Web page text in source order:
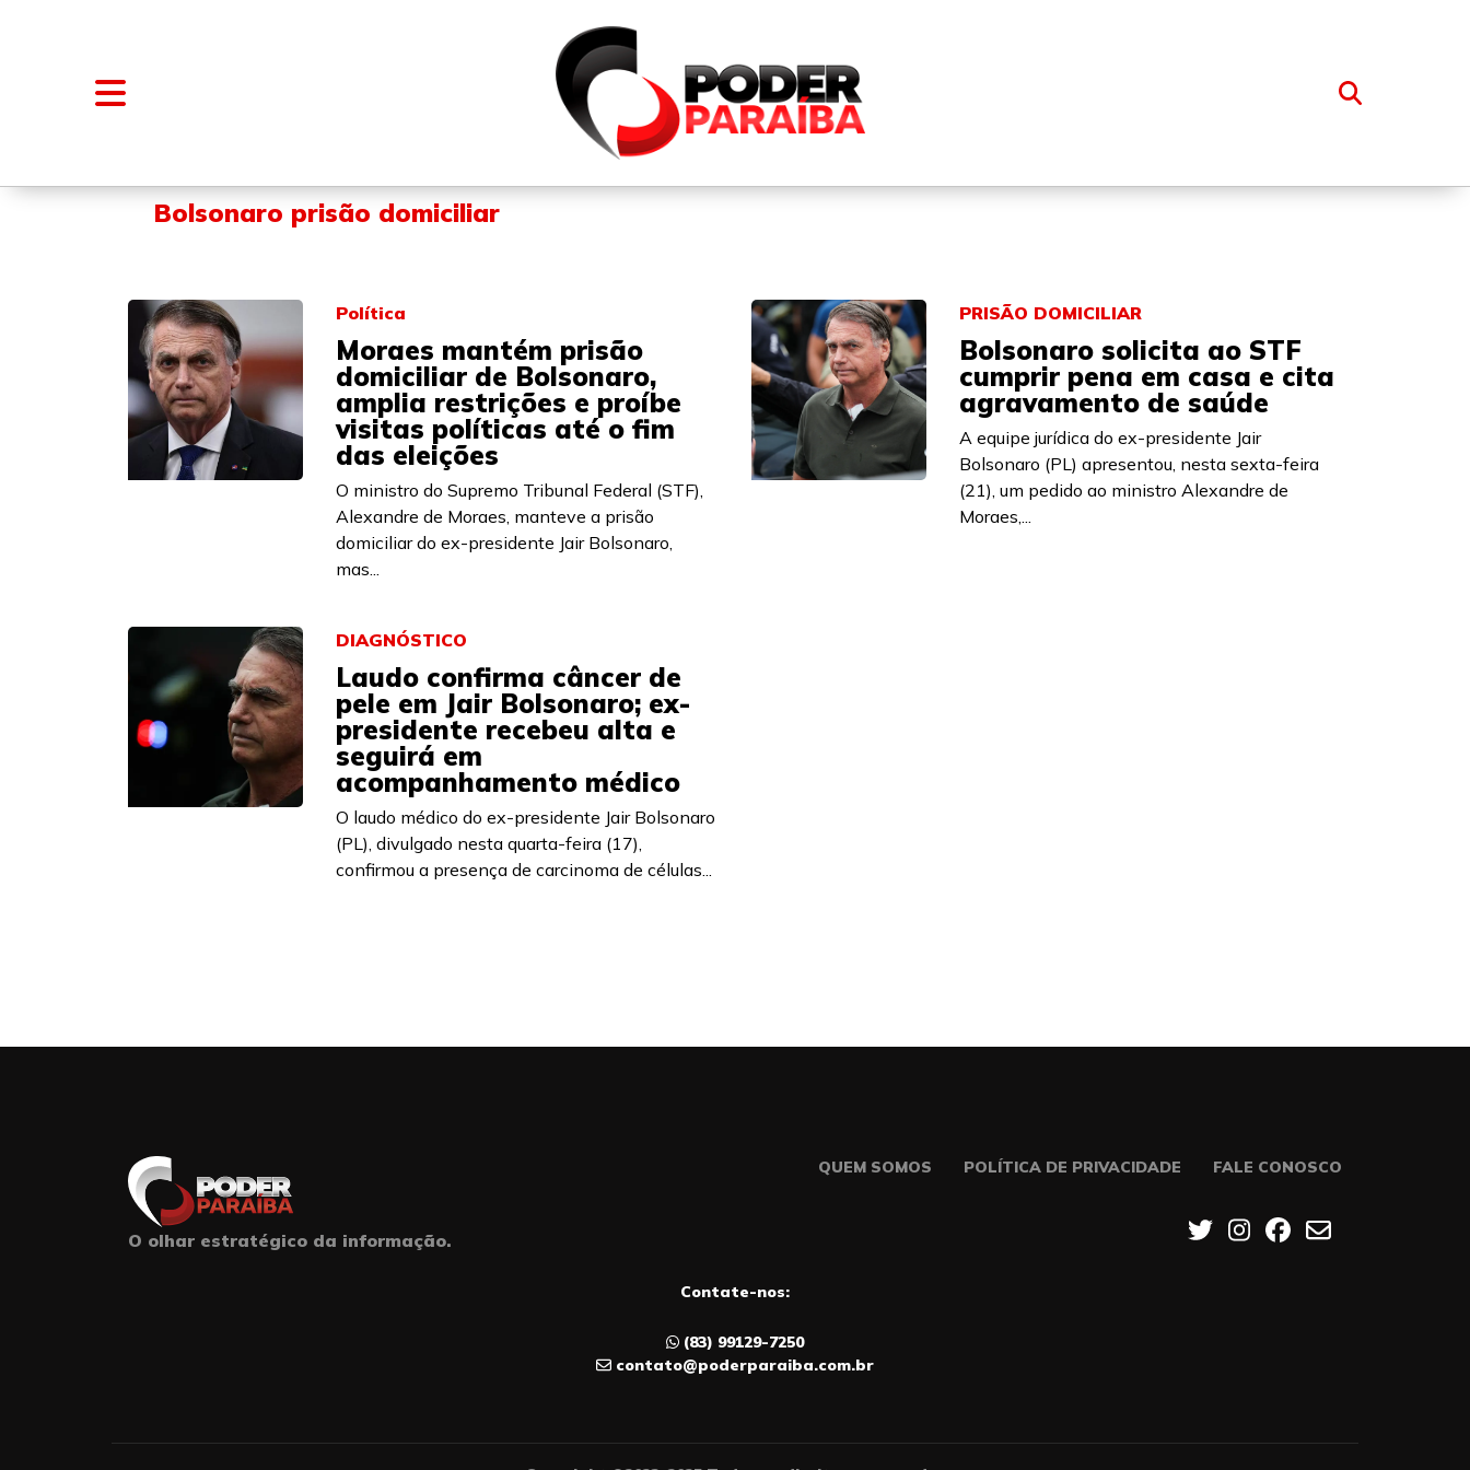
FALE CONOSCO
Bolsonaro prisão domiciliar
Política
Moraes mantém prisão
domiciliar de Bolsonaro,
amplia restrições e proíbe
visitas políticas até o fim
das eleições
O ministro do Supremo Tribunal Federal (STF),
Alexandre de Moraes, manteve a prisão
domiciliar do ex-presidente Jair Bolsonaro,
mas...
PRISÃO DOMICILIAR
Bolsonaro solicita ao STF
cumprir pena em casa e cita
agravamento de saúde
A equipe jurídica do ex-presidente Jair
Bolsonaro (PL) apresentou, nesta sexta-feira
(21), um pedido ao ministro Alexandre de
Moraes,...
DIAGNÓSTICO
Laudo confirma câncer de
pele em Jair Bolsonaro; ex-
presidente recebeu alta e
seguirá em
acompanhamento médico
O laudo médico do ex-presidente Jair Bolsonaro
(PL), divulgado nesta quarta-feira (17),
confirmou a presença de carcinoma de células...
O olhar estratégico da informação.
QUEM SOMOS POLÍTICA DE PRIVACIDADE FALE CONOSCO
Contate-nos:
(83) 99129-7250
contato@poderparaiba.com.br